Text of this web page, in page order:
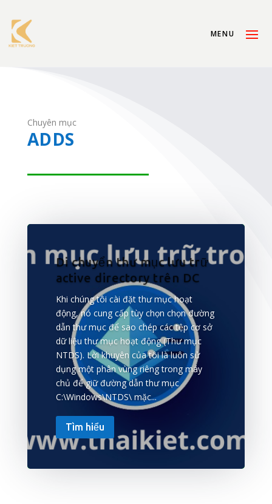
Chuyên mục
ADDS
Di chuyển thư mục lưu trữ
active directory trên DC
Khi chúng tôi cài đặt thư mục hoạt
động, nó cung cấp tùy chọn chọn đường
dẫn thư mục để sao chép các tệp cơ sở
dữ liệu thư mục hoạt động (Thư mục
NTDS). Lời khuyên của tôi là luôn sử
dụng một phân vùng riêng trong máy
chủ để giữ đường dẫn thư mục
C:\Windows\NTDS\ mặc...
Tìm hiểu